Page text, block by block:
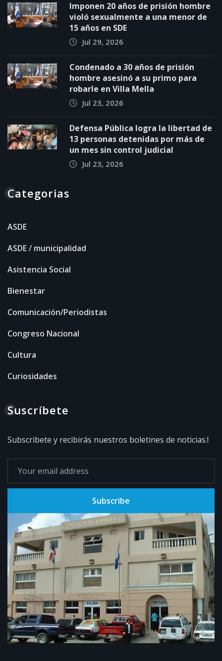
Imponen 20 años de prisión hombre
violó sexualmente a una menor de
15 años en SDE
Jul 29, 2026
Condenado a 30 años de prisión
hombre asesinó a su primo para
robarle en Villa Mella
Jul 23, 2026
Defensa Pública logra la libertad de
13 personas detenidas por más de
un mes sin control judicial
Jul 23, 2026
Categorias
ASDE
ASDE / municipalidad
Asistencia Social
Bienestar
Comunicación/Periodistas
Congreso Nacional
Cultura
Curiosidades
Suscríbete
Subscribete y recibirás nuestros boletines de noticias.!
Subscribe